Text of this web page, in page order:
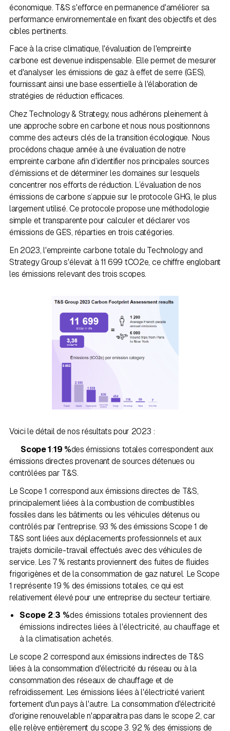
économique. T&S s'efforce en permanence d'améliorer sa
performance environnementale en fixant des objectifs et des
cibles pertinents.
Face à la crise climatique, l'évaluation de l'empreinte
carbone est devenue indispensable. Elle permet de mesurer
et d'analyser les émissions de gaz à effet de serre (GES),
fournissant ainsi une base essentielle à l'élaboration de
stratégies de réduction efficaces.
Chez Technology & Strategy, nous adhérons pleinement à
une approche sobre en carbone et nous nous positionnons
comme des acteurs clés de la transition écologique. Nous
procédons chaque année à une évaluation de notre
empreinte carbone afin d’identifier nos principales sources
d’émissions et de déterminer les domaines sur lesquels
concentrer nos efforts de réduction. L’évaluation de nos
émissions de carbone s’appuie sur le protocole GHG, le plus
largement utilisé. Ce protocole propose une méthodologie
simple et transparente pour calculer et déclarer vos
émissions de GES, réparties en trois catégories.
En 2023, l'empreinte carbone totale du Technology and
Strategy Group s'élevait à 11 699 tCO2e, ce chiffre englobant
les émissions relevant des trois scopes.
Voici le détail de nos résultats pour 2023 :
Scope 1:19 %des émissions totales correspondent aux
émissions directes provenant de sources détenues ou
contrôlées par T&S.
Le Scope 1 correspond aux émissions directes de T&S,
principalement liées à la combustion de combustibles
fossiles dans les bâtiments ou les véhicules détenus ou
contrôlés par l'entreprise. 93 % des émissions Scope 1 de
T&S sont liées aux déplacements professionnels et aux
trajets domicile-travail effectués avec des véhicules de
service. Les 7 % restants proviennent des fuites de fluides
frigorigènes et de la consommation de gaz naturel. Le Scope
1 représente 19 % des émissions totales, ce qui est
relativement élevé pour une entreprise du secteur tertiaire.
Scope 2:3 %des émissions totales proviennent des
émissions indirectes liées à l'électricité, au chauffage et
à la climatisation achetés.
Le scope 2 correspond aux émissions indirectes de T&S
liées à la consommation d'électricité du réseau ou à la
consommation des réseaux de chauffage et de
refroidissement. Les émissions liées à l'électricité varient
fortement d'un pays à l'autre. La consommation d'électricité
d'origine renouvelable n'apparaîtra pas dans le scope 2, car
elle relève entièrement du scope 3. 92 % des émissions de